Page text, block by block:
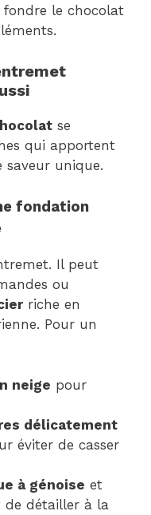
le chocolat
se
qui apportent
unique.
fondation
Il peut
ou
riche en
Pour un
neige pour
délicatement
éviter de casser
à génoise et
de détailler à la